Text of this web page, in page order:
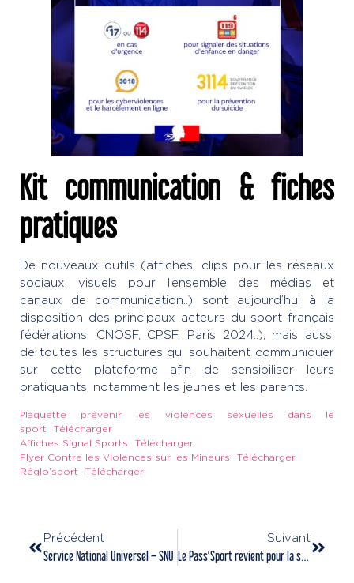
Kit communication & fiches
pratiques
De nouveaux outils (affiches, clips pour les réseaux
sociaux, visuels pour l’ensemble des médias et
canaux de communication..) sont aujourd’hui à la
disposition des principaux acteurs du sport français
fédérations, CNOSF, CPSF, Paris 2024..), mais aussi
de toutes les structures qui souhaitent communiquer
sur cette plateforme afin de sensibiliser leurs
pratiquants, notamment les jeunes et les parents.
Plaquette prévenir les violences sexuelles dans le
sport
Télécharger
Affiches Signal Sports
Télécharger
Flyer Contre les Violences sur les Mineurs
Télécharger
Réglo’sport
Télécharger
Précédent
Service National Universel – SNU
Suivant
Le Pass’Sport revient pour la saison 2025-2026 !!